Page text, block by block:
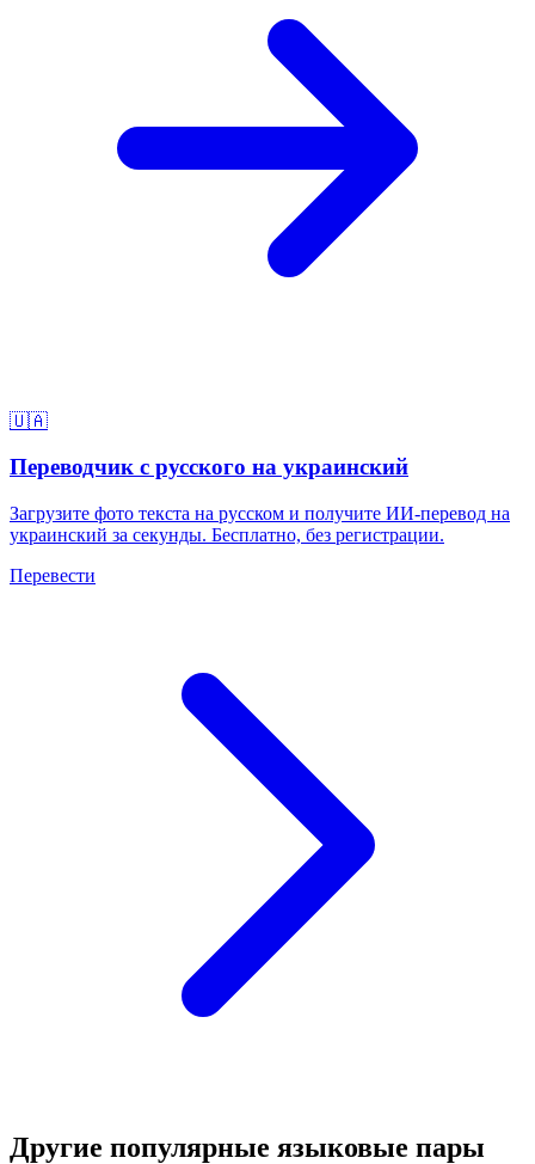
🇺🇦
Переводчик с русского на украинский
Загрузите фото текста на русском и получите ИИ-перевод на
украинский за секунды. Бесплатно, без регистрации.
Перевести
Другие популярные языковые пары